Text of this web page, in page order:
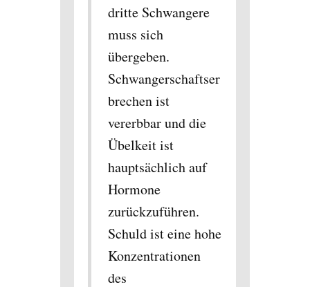
dritte Schwangere
muss sich
übergeben.
Schwangerschaftser
brechen ist
vererbbar und die
Übelkeit ist
hauptsächlich auf
Hormone
zurückzuführen.
Schuld ist eine hohe
Konzentrationen
des